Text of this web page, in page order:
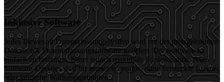
Inklusive Software
Jedes Dewesoft Datenerfassungssystem wird mit der preisgekrönten
DewesoftX Datenerfassungssoftware geliefert. Die Software ist
einfach zu bedienen, bietet jedoch maximale Funktionalität. Alle
Software-Updates sind für immer kostenlos, ohne versteckte Lizenz-
oder jährliche Wartungsgebühren.